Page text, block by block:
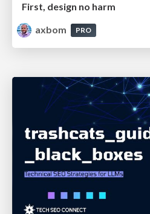
First, design no harm
axbom
PRO